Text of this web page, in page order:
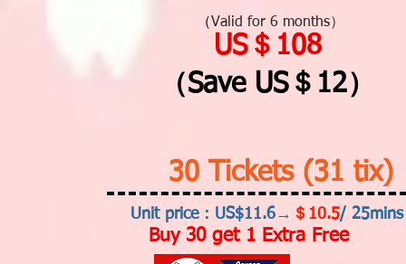
（Valid for 6 months）
30 Tickets (31 tix)
Unit price：US$11.6→ ＄10.5/ 25mins
Buy 30 get 1 Extra Free
US＄108
（Save US＄12）